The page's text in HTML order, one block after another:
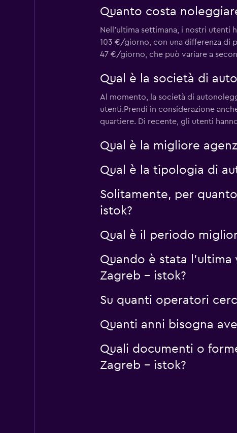
Final Rentals
1 punto di ritiro
Best Rent A Car
1 punto di ritiro
Quanto costa
Nell'ultima settimana, i nostri utenti
103 €/giorno, con una differenza di
47 €/giorno, che può variare a
Qual è la società di
Al momento, la società di
utenti.Prendi in considerazione
quartiere. Di recente, gli utenti
Qual è la migliore
Qual è la tipologia di
Solitamente, per
istok?
Qual è il periodo
Quando è stata
Zagreb - istok?
Su quanti operatori
Quanti anni bisogna
Quali documenti o
Zagreb - istok?